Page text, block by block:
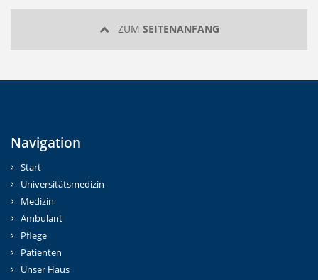
ZUM SEITENANFANG
Navigation
Start
Universitätsmedizin
Medizin
Ambulant
Pflege
Patienten
Unser Haus